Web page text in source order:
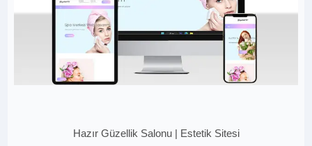
Hazır Güzellik Salonu | Estetik Sitesi